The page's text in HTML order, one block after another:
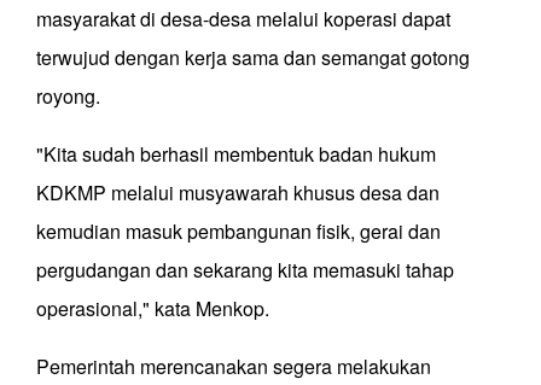
masyarakat di desa-desa melalui koperasi dapat
terwujud dengan kerja sama dan semangat gotong
royong.
"Kita sudah berhasil membentuk badan hukum
KDKMP melalui musyawarah khusus desa dan
kemudian masuk pembangunan fisik, gerai dan
pergudangan dan sekarang kita memasuki tahap
operasional," kata Menkop.
Pemerintah merencanakan segera melakukan